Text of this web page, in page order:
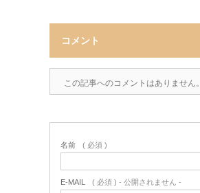
コメント
この記事へのコメントはありません。
名前 ( 必須 )
E-MAIL ( 必須 ) - 公開されません -